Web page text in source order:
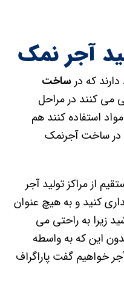
آجر نمک
که در ساخت
می کنند در مراحل
استفاده کنند هم
ساخت آجرنمک
از مراکز تولید آجر
کنید و به هیچ عنوان
زیرا به راحتی می
این که به واسطه
خواهیم گفت پاراگراف